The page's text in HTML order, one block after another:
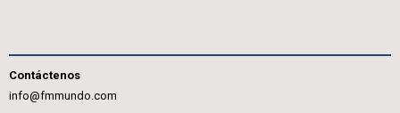
Contáctenos
info@fmmundo.com